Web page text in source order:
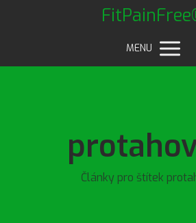
MENU
Články pro štítek